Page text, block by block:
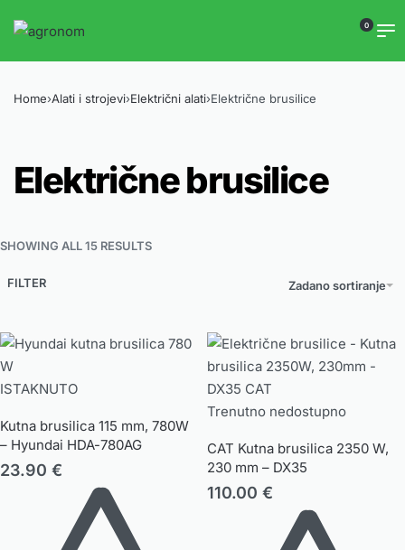
0
Home›Alati i strojevi›Električni alati›Električne brusilice
Električne brusilice
SHOWING ALL 15 RESULTS
Zadano sortiranje
FILTER
ISTAKNUTO
Kutna brusilica 115 mm, 780W
– Hyundai HDA-780AG
23.90 €
Trenutno nedostupno
CAT Kutna brusilica 2350 W,
230 mm – DX35
110.00 €